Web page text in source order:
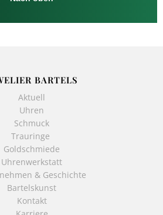
BARTELS
Aktuell
Uhren
Schmuck
Trauringe
Goldschmiede
Uhrenwerkstatt
& Geschichte
Bartelskunst
Kontakt